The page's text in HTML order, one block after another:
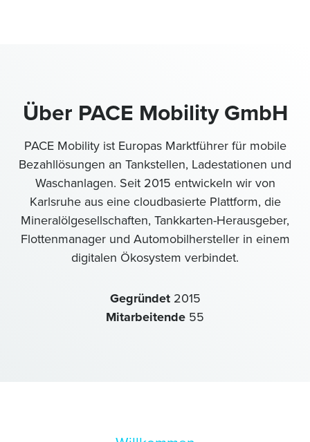
Über PACE Mobility GmbH
PACE Mobility ist Europas Marktführer für mobile
Bezahllösungen an Tankstellen, Ladestationen und
Waschanlagen. Seit 2015 entwickeln wir von
Karlsruhe aus eine cloudbasierte Plattform, die
Mineralölgesellschaften, Tankkarten-Herausgeber,
Flottenmanager und Automobilhersteller in einem
digitalen Ökosystem verbindet.
Gegründet 2015
Mitarbeitende 55